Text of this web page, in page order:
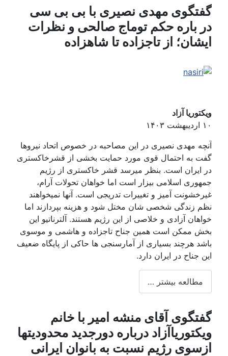
مهدی نصیری با بی بی سی
باره حکم توماج صالحی و نظرات
از تاجزاده تا شاهزاده
آزاد
مهدی نصیری در این مصاحبه در خصوص اتحاد نیروها
به احتمال قوی مورد حمایت بخشی از قشرخاکستری
است. بنظر میرسد قشر خاکستری از رژیم
اسلامی بیزار است اما خواهان تحولات آرام،
آمیز و تغییرات تدریجی است. آنها نمیخواهند
زندگی شخصی شان مختل شود و هزینه بپردازند اما
آزادی و خلاصی از این رژیم هستند. آلترناتیو این
ممکن است همین جناح تاجزاده و هاشمی و موسوی
هرچند بسیاری از آمارسنجی ها حاکی از پایگاه ضعیف
جناح در ایران دارد.
بیشتر …
آقای منشه امیر با خانم
درباره دورجدید محدودیتها
رژیم نسبت به بانوان ایرانی